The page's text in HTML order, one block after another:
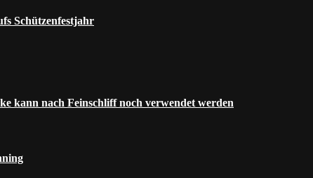
Schützenfestjahr
kann nach Feinschliff noch verwendet werden